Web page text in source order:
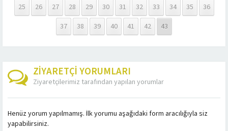
25
26 27 28 29 30 31 32 33 34 35
36
37
38 39 40 41 42 43
ZİYARETÇİ YORUMLARI
Ziyaretçilerimiz tarafından yapılan yorumlar
Henüz yorum yapılmamış. İlk yorumu aşağıdaki form aracılığıyla siz
yapabilirsiniz.